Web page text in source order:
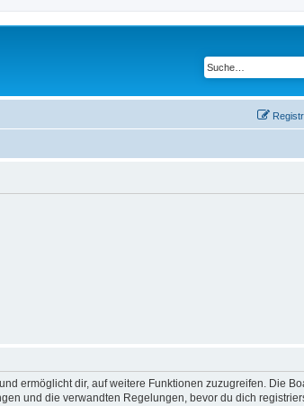
ermöglicht dir, auf weitere Funktionen zuzugreifen. Die
und die verwandten Regelungen, bevor du dich